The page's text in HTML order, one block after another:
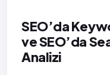
SEO’da
ve SEO’da
Analizi